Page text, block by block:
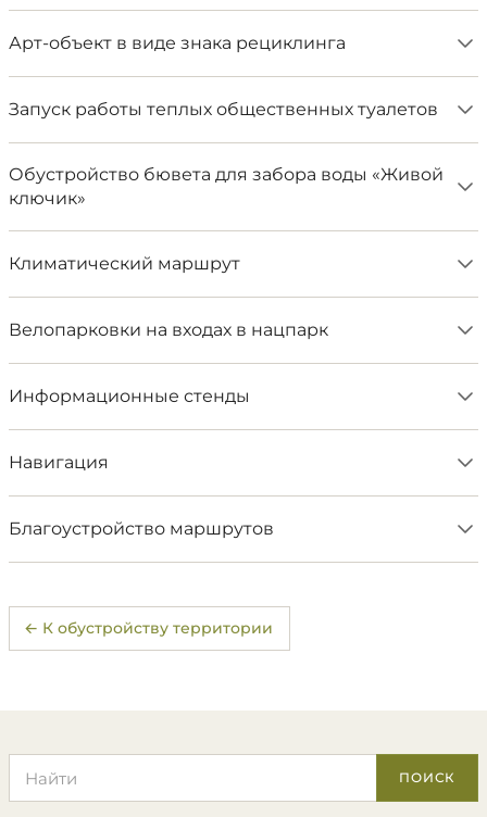
Арт-объект в виде знака рециклинга
​Запуск работы теплых общественных туалетов
Обустройство бювета для забора воды «Живой
ключик»
​Климатический маршрут
Велопарковки на входах в нацпарк
Информационные стенды
​Навигация
​Благоустройство маршрутов
← К обустройству территории
ПОИСК